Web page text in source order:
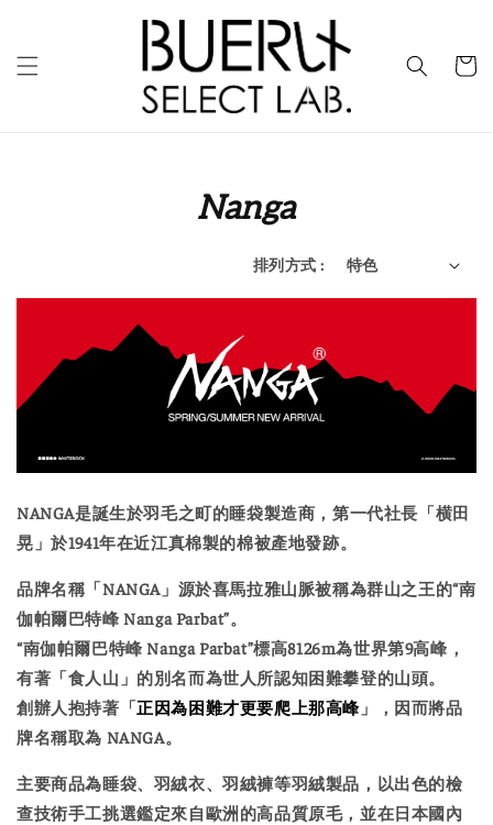
Nanga
排列方式 :
NANGA是誕生於羽毛之町的睡袋製造商，第一代社長「横田
晃」於1941年在近江真棉製的棉被產地發跡。
品牌名稱「NANGA」源於喜馬拉雅山脈被稱為群山之王的“南
伽帕爾巴特峰 Nanga Parbat”。
“南伽帕爾巴特峰 Nanga Parbat”標高8126m為世界第9高峰，
有著「食人山」的別名而為世人所認知困難攀登的山頭。
創辦人抱持著「正因為困難才更要爬上那高峰 」，因而將品
牌名稱取為 NANGA。
主要商品為睡袋、羽絨衣、羽絨褲等羽絨製品，以出色的檢
查技術手工挑選鑑定來自歐洲的高品質原毛，並在日本國內